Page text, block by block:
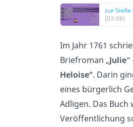
zur Stelle
(03:08)
Im Jahr 1761
Briefroman „Julie“
Heloise“. Darin
eines bürgerlich
Adligen. Das Buch
Veröffentlichung